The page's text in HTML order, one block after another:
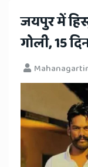
Hindi
News,
Hindi
Samachar,
Jaipur
Rajasthan
News
​जयपुर में
गोली, 15